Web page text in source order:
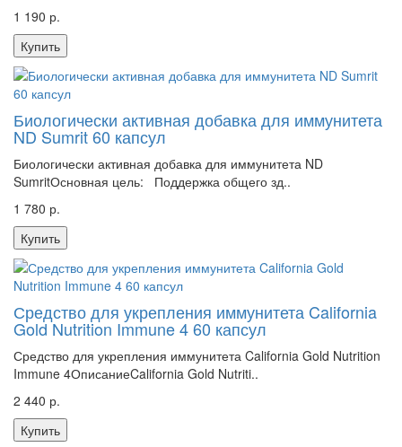
1 190 р.
Купить
Биологически активная добавка для иммунитета
ND Sumrit 60 капсул
Биологически активная добавка для иммунитета ND
SumritОсновная цель: Поддержка общего зд..
1 780 р.
Купить
Средство для укрепления иммунитета California
Gold Nutrition Immune 4 60 капсул
Средство для укрепления иммунитета California Gold Nutrition
Immune 4ОписаниеCalifornia Gold Nutriti..
2 440 р.
Купить